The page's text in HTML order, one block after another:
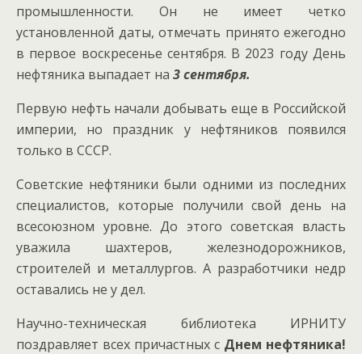
промышленности. Он не имеет четко
установленной даты, отмечать принято ежегодно
в первое воскресенье сентября. В 2023 году День
нефтяника выпадает на 3 сентября.
Первую нефть начали добывать еще в Российской
империи, но праздник у нефтяников появился
только в СССР.
Советские нефтяники были одними из последних
специалистов, которые получили свой день на
всесоюзном уровне. До этого советская власть
уважила шахтеров, железнодорожников,
строителей и металлургов. А разработчики недр
оставались не у дел.
Научно-техническая библиотека ИРНИТУ
поздравляет всех причастных с Днем нефтяника!